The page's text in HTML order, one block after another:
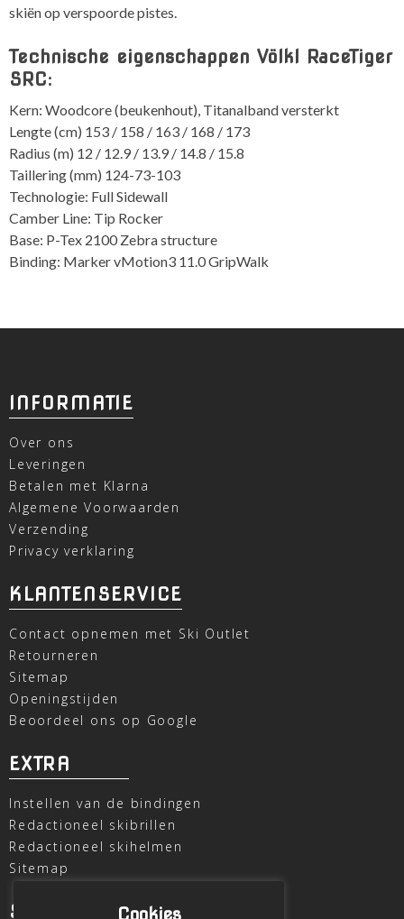
skiën op verspoorde pistes.
Technische eigenschappen Völkl RaceTiger
SRC:
Kern: Woodcore (beukenhout), Titanalband versterkt
Lengte (cm) 153 / 158 / 163 / 168 / 173
Radius (m) 12 / 12.9 / 13.9 / 14.8 / 15.8
Taillering (mm) 124-73-103
Technologie: Full Sidewall
Camber Line: Tip Rocker
Base: P-Tex 2100 Zebra structure
Binding: Marker vMotion3 11.0 GripWalk
INFORMATIE
Over ons
Leveringen
Betalen met Klarna
Algemene Voorwaarden
Verzending
Privacy verklaring
KLANTENSERVICE
Contact opnemen met Ski Outlet
Retourneren
Sitemap
Openingstijden
Beoordeel ons op Google
EXTRA
Instellen van de bindingen
Redactioneel skibrillen
Redactioneel skihelmen
Sitemap
SKI OUTLETCookies